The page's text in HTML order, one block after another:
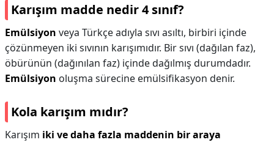
Karışım madde nedir 4 sınıf?
Emülsiyon veya Türkçe adıyla sıvı asıltı, birbiri içinde
çözünmeyen iki sıvının karışımıdır. Bir sıvı (dağılan faz),
öbürünün (dağınılan faz) içinde dağılmış durumdadır.
Emülsiyon oluşma sürecine emülsifikasyon denir.
Kola karışım mıdır?
Karışım iki ve daha fazla maddenin bir araya